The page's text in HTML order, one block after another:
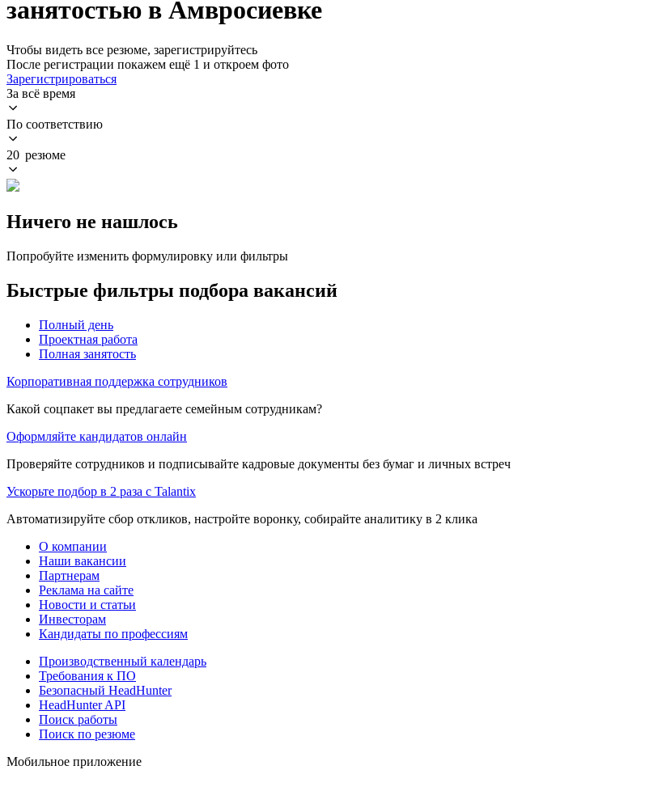
занятостью в Амвросиевке
Чтобы видеть все резюме, зарегистрируйтесь
После регистрации покажем ещё 1 и откроем фото
Зарегистрироваться
За всё время
По соответствию
20 резюме
Ничего не нашлось
Попробуйте изменить формулировку или фильтры
Быстрые фильтры подбора вакансий
Полный день
Проектная работа
Полная занятость
Корпоративная поддержка сотрудников
Какой соцпакет вы предлагаете семейным сотрудникам?
Оформляйте кандидатов онлайн
Проверяйте сотрудников и подписывайте кадровые документы без бумаг и личных встреч
Ускорьте подбор в 2 раза с Talantix
Автоматизируйте сбор откликов, настройте воронку, собирайте аналитику в 2 клика
О компании
Наши вакансии
Партнерам
Реклама на сайте
Новости и статьи
Инвесторам
Кандидаты по профессиям
Производственный календарь
Требования к ПО
Безопасный HeadHunter
HeadHunter API
Поиск работы
Поиск по резюме
Мобильное приложение